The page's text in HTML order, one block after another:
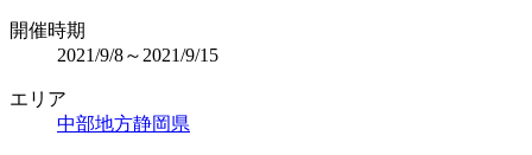
開催時期
2021/9/8～2021/9/15
エリア
中部地方静岡県